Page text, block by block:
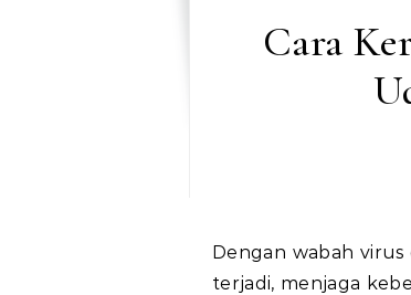
Cara
Dengan wabah virus dan penyakit yang menular lewat udara semakin marak
terjadi, menjaga